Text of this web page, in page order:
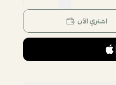
اشتري الآن